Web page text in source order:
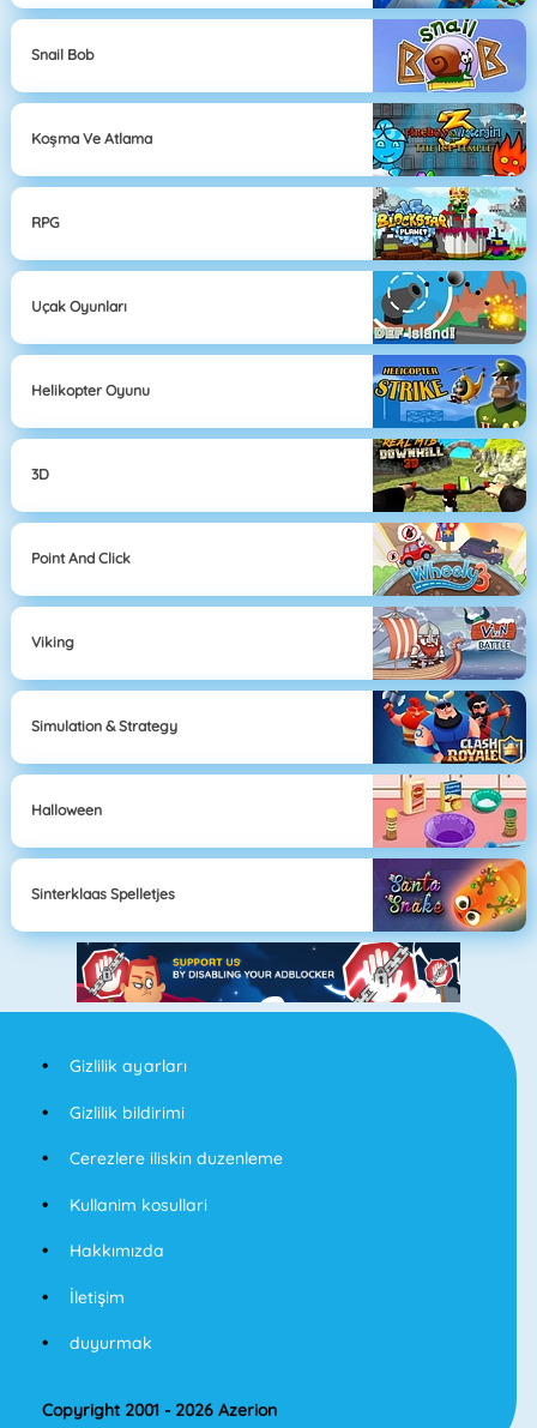
Snail Bob
Koşma Ve Atlama
RPG
Uçak Oyunları
Helikopter Oyunu
3D
Point And Click
Viking
Simulation & Strategy
Halloween
Sinterklaas Spelletjes
Gizlilik ayarları
Gizlilik bildirimi
Cerezlere iliskin duzenleme
Kullanim kosullari
Hakkımızda
İletişim
duyurmak
Copyright 2001 - 2026 Azerion